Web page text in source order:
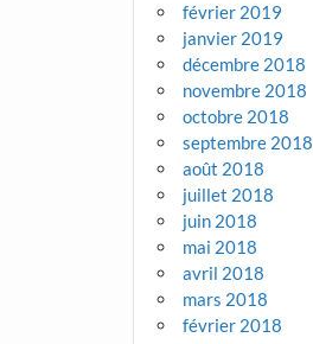
février 2019
janvier 2019
décembre 2018
novembre 2018
octobre 2018
septembre 2018
août 2018
juillet 2018
juin 2018
mai 2018
avril 2018
mars 2018
février 2018